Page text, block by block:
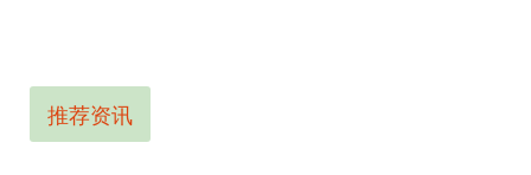
推荐资讯